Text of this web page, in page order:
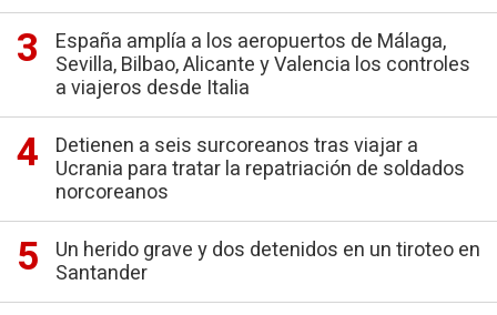
España amplía a los aeropuertos de Málaga,
Sevilla, Bilbao, Alicante y Valencia los controles
a viajeros desde Italia
Detienen a seis surcoreanos tras viajar a
Ucrania para tratar la repatriación de soldados
norcoreanos
Un herido grave y dos detenidos en un tiroteo en
Santander